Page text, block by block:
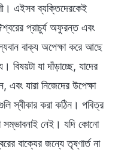
এইসব ব্যক্তিদেরকেই
প্রাচুর্য অফুরন্ত এবং
বাক্য অপেক্ষা করে আছে
যা দাঁড়াচ্ছে, যাদের
এবং যারা নিজেদের উপেক্ষা
স্বীকার করা কঠিন। পবিত্র
নেই। যদি কোনো
বাক্যের জন্যে তৃষ্ণার্ত না